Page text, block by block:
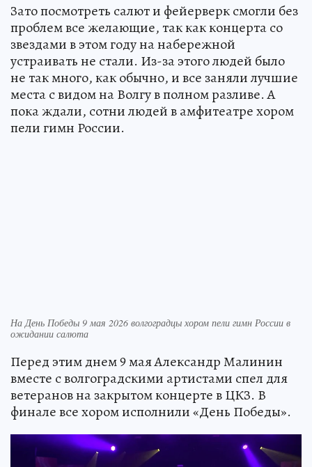
Зато посмотреть салют и фейерверк смогли без
проблем все желающие, так как концерта со
звездами в этом году на набережной
устраивать не стали. Из-за этого людей было
не так много, как обычно, и все заняли лучшие
места с видом на Волгу в полном разливе. А
пока ждали, сотни людей в амфитеатре хором
пели гимн России.
На День Победы 9 мая 2026 волгоградцы хором пели гимн России в
ожидании салюта
Перед этим днем 9 мая Александр Малинин
вместе с волгоградскими артистами спел для
ветеранов на закрытом концерте в ЦКЗ. В
финале все хором исполнили «День Победы».